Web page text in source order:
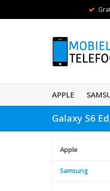
APPLE
Galaxy S6
Apple
Samsung